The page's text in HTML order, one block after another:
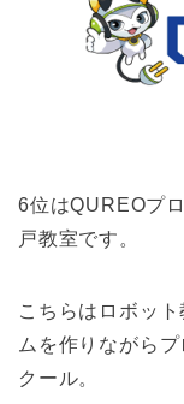
6位はQUREOプ
戸教室です。
こちらはロボッ
ムを作りながら
クール。